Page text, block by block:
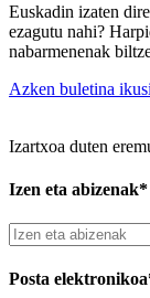
Euskadin izaten
ezagutu nahi?
nabarmenenak
Azken buletina ikusi
Izartxoa duten
Izen eta abizenak*
Posta